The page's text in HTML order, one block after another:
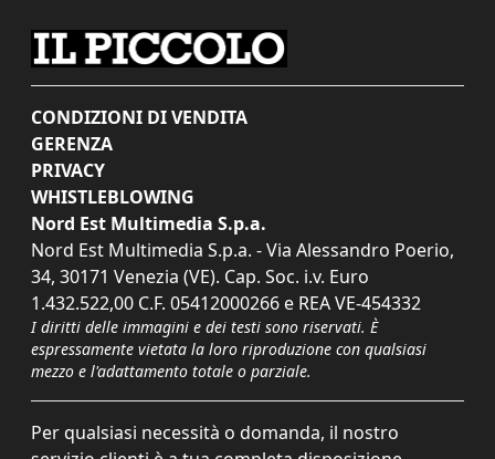
CONDIZIONI DI VENDITA
GERENZA
PRIVACY
WHISTLEBLOWING
Nord Est Multimedia S.p.a.
Nord Est Multimedia S.p.a. - Via Alessandro Poerio,
34, 30171 Venezia (VE). Cap. Soc. i.v. Euro
1.432.522,00 C.F. 05412000266 e REA VE-454332
I diritti delle immagini e dei testi sono riservati. È
espressamente vietata la loro riproduzione con qualsiasi
mezzo e l'adattamento totale o parziale.
Per qualsiasi necessità o domanda, il nostro